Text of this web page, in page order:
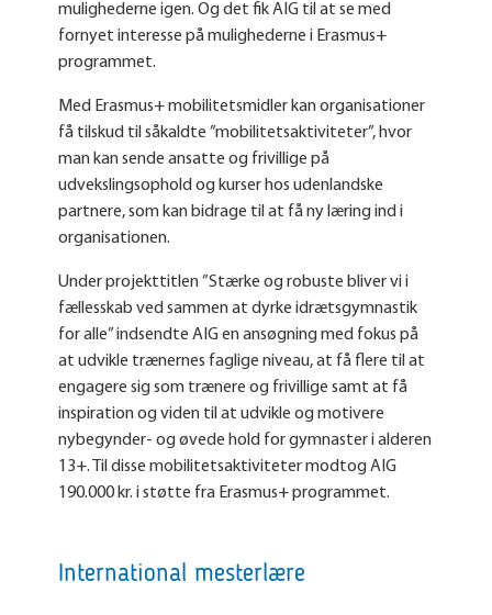
mulighederne igen. Og det fik AIG til at se med
fornyet interesse på mulighederne i Erasmus+
programmet.
Med Erasmus+ mobilitetsmidler kan organisationer
få tilskud til såkaldte ”mobilitetsaktiviteter”, hvor
man kan sende ansatte og frivillige på
udvekslingsophold og kurser hos udenlandske
partnere, som kan bidrage til at få ny læring ind i
organisationen.
Under projekttitlen ”Stærke og robuste bliver vi i
fællesskab ved sammen at dyrke idrætsgymnastik
for alle” indsendte AIG en ansøgning med fokus på
at udvikle trænernes faglige niveau, at få flere til at
engagere sig som trænere og frivillige samt at få
inspiration og viden til at udvikle og motivere
nybegynder- og øvede hold for gymnaster i alderen
13+. Til disse mobilitetsaktiviteter modtog AIG
190.000 kr. i støtte fra Erasmus+ programmet.
International mesterlære